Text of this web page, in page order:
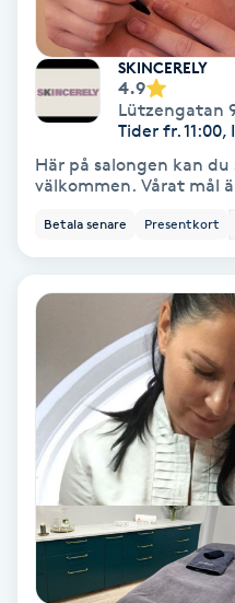
Läpptatuering
Medial vägledning
Medicinsk massage
Meditation
Medium
Megavolymfransar
SKINCERELY
4.9
Lützengatan
Tider fr.
Här på salongen kan
välkommen. Vårat mål
Betala senare Presentkort